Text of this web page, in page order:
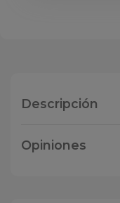
Descripción
Opiniones